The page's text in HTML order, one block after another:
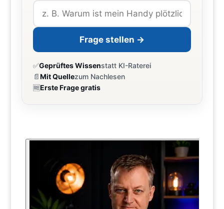
Frage stellen →
✅Geprüftes Wissenstatt KI-Raterei
📄Mit Quellezum Nachlesen
🆓Erste Frage gratis